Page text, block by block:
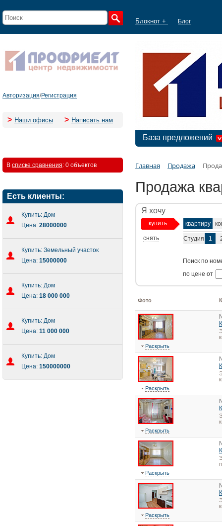
Блокнот + Блог
Авторизация/Регистрация
> Наши офисы > Написать нам
База предложений
В списке сравнения: 0 объектов
Есть клиенты:
Купить: Дом
Цена: 28000000
Купить: Земельный участок
Цена: 15000000
Купить: Дом
Цена: 18 000 000
Купить: Дом
Цена: 11 000 000
Купить: Дом
Цена: 150000000
Главная Продажа
Продажа
Я хочу
купить
снять
квартиру
Студия 1
Поиск по
по цене от
Фото
Раскрыть
Раскрыть
Раскрыть
Раскрыть
Раскрыть